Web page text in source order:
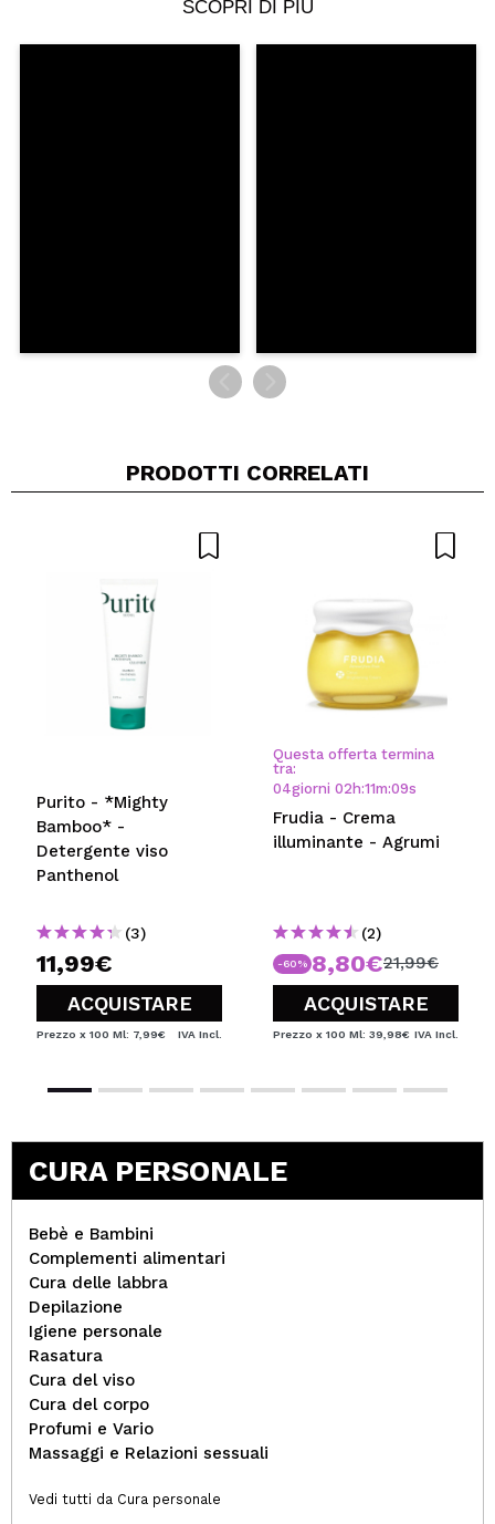
Condividi un video o una foto
Il tuo video potrebbe essere il primo. Immaginalo...
SCOPRI DI PIÙ
PRODOTTI CORRELATI
Purito - *Mighty
Bamboo* -
Detergente viso
Panthenol
(3)
11,99€
ACQUISTARE
Prezzo x 100 Ml: 7,99€ IVA Incl.
Questa offerta termina
tra:
04giorni 02h:11m:09s
Frudia - Crema
illuminante - Agrumi
(2)
-60% 8,80€21,99€
ACQUISTARE
Prezzo x 100 Ml: 39,98€ IVA Incl.
CURA PERSONALE
Bebè e Bambini
Complementi alimentari
Cura delle labbra
Depilazione
Igiene personale
Rasatura
Cura del viso
Cura del corpo
Profumi e Vario
Massaggi e Relazioni sessuali
Vedi tutti da Cura personale